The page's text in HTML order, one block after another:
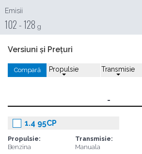
Emisii
102 - 128 g
Versiuni și Prețuri
Compară Propulsie Transmisie
-
1.4 95CP
Propulsie:
Benzina
Transmisie:
Manuala